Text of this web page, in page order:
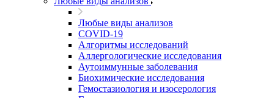
Любые виды анализов
COVID-19
Алгоритмы исследований
Аллергологические исследования
Аутоиммунные заболевания
Биохимические исследования
Гемостазиология и изосерология